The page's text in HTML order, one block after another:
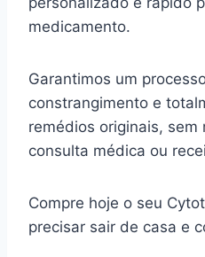
medicamento.
Garantimos um
constrangimento e
remédios originais, sem
consulta médica ou
Compre hoje o seu
precisar sair de casa e